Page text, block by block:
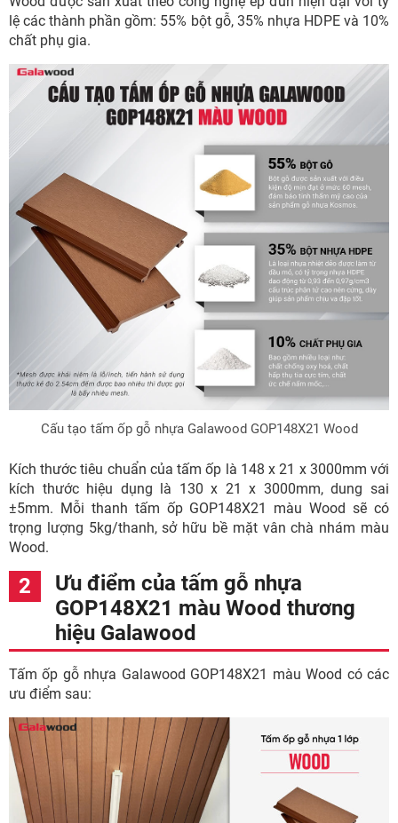
lệ các thành phần gồm: 55% bột gỗ, 35% nhựa HDPE và 10%
chất phụ gia.
Cấu tạo tấm ốp gỗ nhựa Galawood GOP148X21 Wood
Kích thước tiêu chuẩn của tấm ốp là 148 x 21 x 3000mm với
kích thước hiệu dụng là 130 x 21 x 3000mm, dung sai
±5mm. Mỗi thanh tấm ốp GOP148X21 màu Wood sẽ có
trọng lượng 5kg/thanh, sở hữu bề mặt vân chà nhám màu
Wood.
Ưu điểm của tấm gỗ nhựa
GOP148X21 màu Wood thương
hiệu Galawood
Tấm ốp gỗ nhựa Galawood GOP148X21 màu Wood có các
ưu điểm sau: